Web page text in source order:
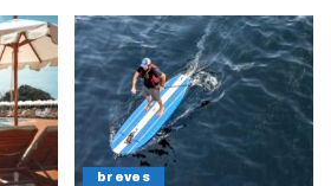
breves